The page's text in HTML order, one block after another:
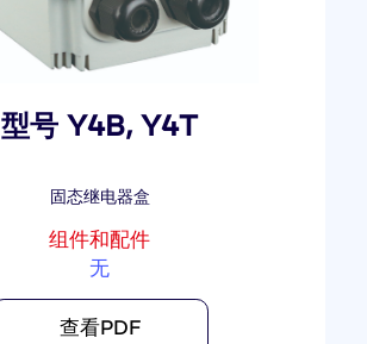
型号 Y4B, Y4T
固态继电器盒
组件和配件
无
查看PDF